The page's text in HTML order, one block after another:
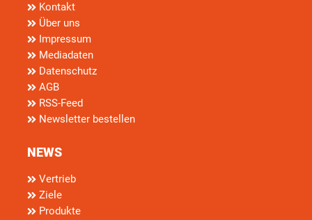
Kontakt
Über uns
Impressum
Mediadaten
Datenschutz
AGB
RSS-Feed
Newsletter bestellen
NEWS
Vertrieb
Ziele
Produkte